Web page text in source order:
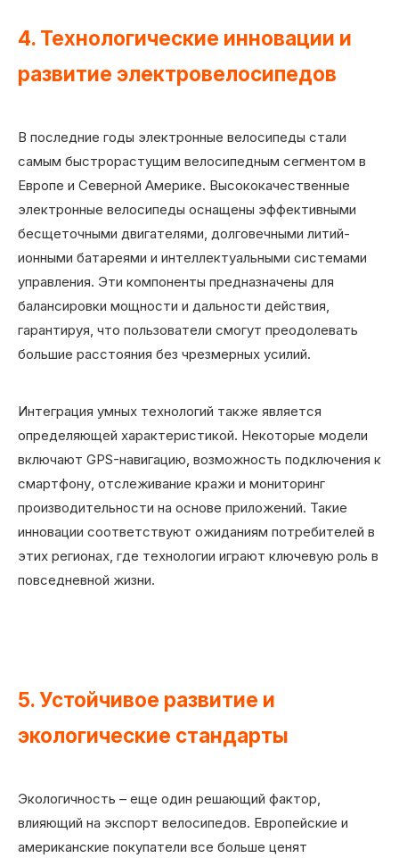
4. Технологические инновации и
развитие электровелосипедов
В последние годы электронные велосипеды стали
самым быстрорастущим велосипедным сегментом в
Европе и Северной Америке. Высококачественные
электронные велосипеды оснащены эффективными
бесщеточными двигателями, долговечными литий-
ионными батареями и интеллектуальными системами
управления. Эти компоненты предназначены для
балансировки мощности и дальности действия,
гарантируя, что пользователи смогут преодолевать
большие расстояния без чрезмерных усилий.
Интеграция умных технологий также является
определяющей характеристикой. Некоторые модели
включают GPS-навигацию, возможность подключения к
смартфону, отслеживание кражи и мониторинг
производительности на основе приложений. Такие
инновации соответствуют ожиданиям потребителей в
этих регионах, где технологии играют ключевую роль в
повседневной жизни.
5. Устойчивое развитие и
экологические стандарты
Экологичность – еще один решающий фактор,
влияющий на экспорт велосипедов. Европейские и
американские покупатели все больше ценят